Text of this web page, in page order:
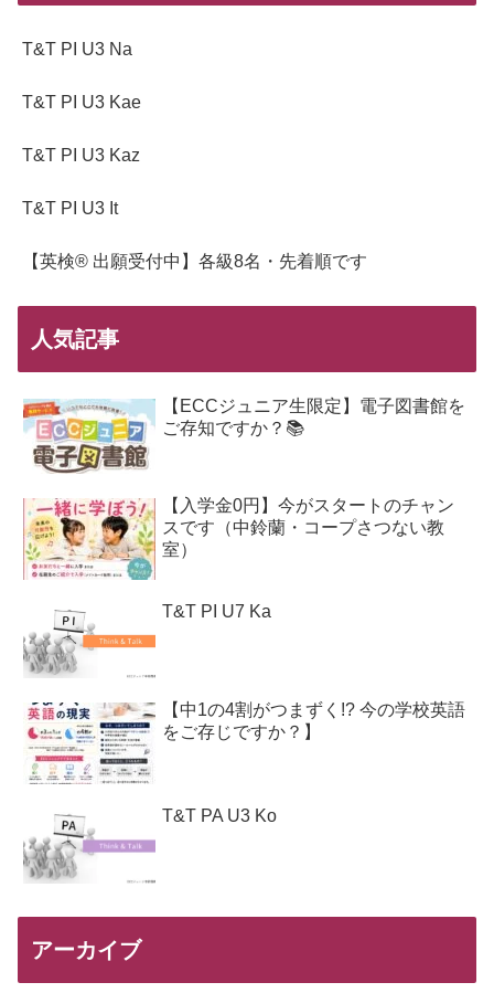
T&T PI U3 Na
T&T PI U3 Kae
T&T PI U3 Kaz
T&T PI U3 It
【英検® 出願受付中】各級8名・先着順です
人気記事
【ECCジュニア生限定】電子図書館を
ご存知ですか？📚
【入学金0円】今がスタートのチャン
スです（中鈴蘭・コープさつない教
室）
T&T PI U7 Ka
【中1の4割がつまずく!? 今の学校英語
をご存じですか？】
T&T PA U3 Ko
アーカイブ